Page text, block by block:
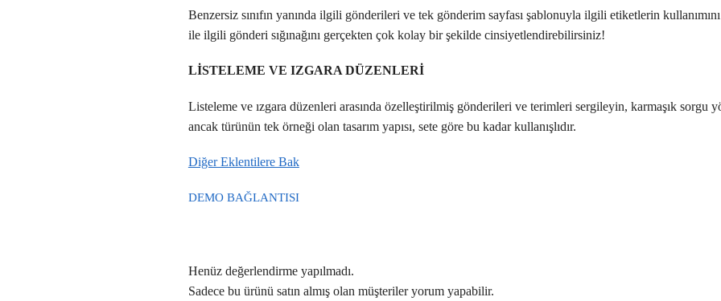
Benzersiz sınıfın yanında ilgili gönderileri ve tek gönderim sayfası şablonuyla ilgili etiketlerin
ile ilgili gönderi sığınağını gerçekten çok kolay bir şekilde cinsiyetlendirebilirsiniz!
LİSTELEME VE IZGARA DÜZENLERİ
Listeleme ve ızgara düzenleri arasında özelleştirilmiş gönderileri ve terimleri sergileyin, karmaşık sorgu
ancak türünün tek örneği olan tasarım yapısı, sete göre bu kadar kullanışlıdır.
Diğer Eklentilere Bak
DEMO BAĞLANTISI
Henüz değerlendirme yapılmadı.
Sadece bu ürünü satın almış olan müşteriler yorum yapabilir.